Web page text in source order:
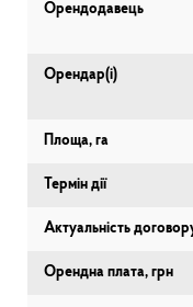
Орендодавець
Орендар(і)
Площа, га
Термін дії
Актуальність
Орендна плата, грн